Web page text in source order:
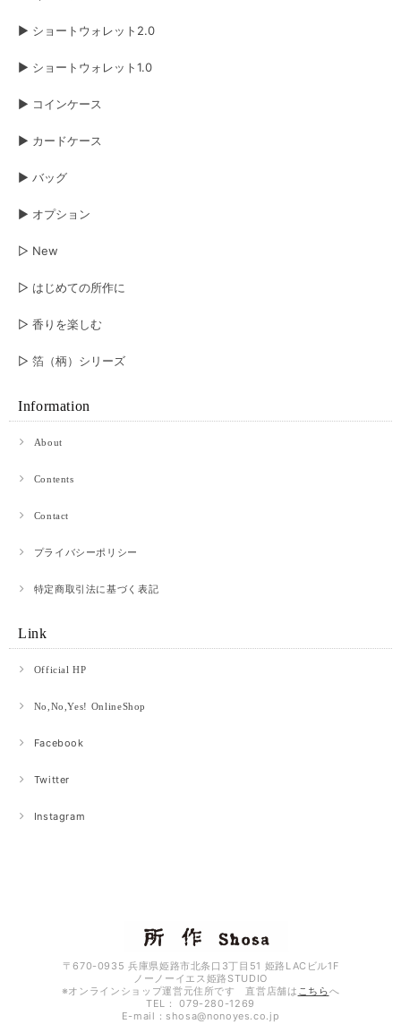
▶︎ ショートウォレット2.0
▶︎ ショートウォレット1.0
▶︎ コインケース
▶︎ カードケース
▶︎ バッグ
▶︎ オプション
▷ New
▷ はじめての所作に
▷ 香りを楽しむ
▷ 箔（柄）シリーズ
Information
About
Contents
Contact
プライバシーポリシー
特定商取引法に基づく表記
Link
Official HP
No,No,Yes! OnlineShop
Facebook
Twitter
Instagram
〒670-0935 兵庫県姫路市北条口3丁目51 姫路LACビル1F
ノーノーイエス姫路STUDIO
※オンラインショップ運営元住所です 直営店舗は こちらへ
TEL： 079-280-1269
E-mail： shosa@nonoyes.co.jp